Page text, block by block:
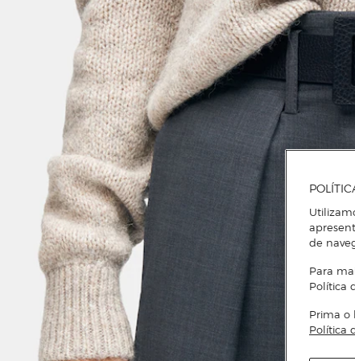
de
Para
Política
Prima o
Política